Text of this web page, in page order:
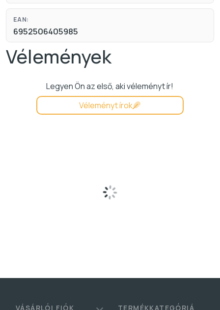
EAN:
6952506405985
Vélemények
Legyen Ön az első, aki véleményt ír!
Véleményt írok
VÁSÁRLÓI FIÓK
TERMÉKKATEGÓRIÁ